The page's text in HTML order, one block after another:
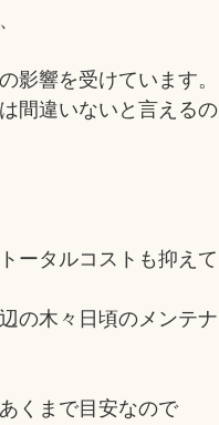
影響を受けています。
間違いないと言えるの
ータルコストも抑えて
の木々日頃のメンテナ
くまで目安なので